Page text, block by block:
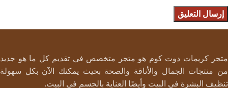
متجر كريمات دوت كوم هو متجر متخصص في تقديم كل ما هو جديد
من منتجات الجمال والأناقة والصحة بحيث يمكنك الآن بكل سهولة
تنظيف البشرة في البيت وأيضًا العناية بالجسم في البيت.